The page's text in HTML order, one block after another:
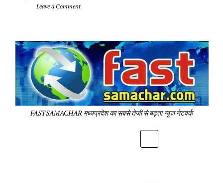
		Leave a Comment
-
FASTSAMACHAR मध्यप्रदेश का सबसे तेजी से बढ़ता न्यूज़ नेटवर्क